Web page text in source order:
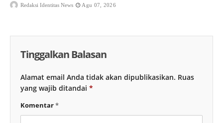
Redaksi Identitas News Agu 07, 2026
Tinggalkan Balasan
Alamat email Anda tidak akan dipublikasikan. Ruas
yang wajib ditandai *
Komentar*